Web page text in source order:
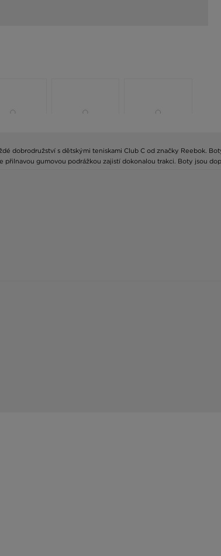
dobrodružství s dětskými teniskami Club C od značky Reebok.
gumovou podrážkou zajistí dokonalou trakci. Boty jsou